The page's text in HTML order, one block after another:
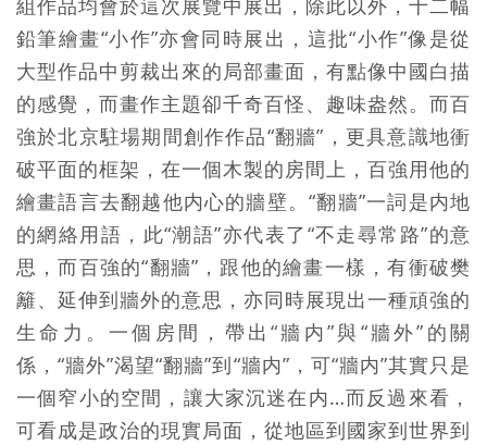
組作品均會於這次展覽中展出，除此以外，十二幅
鉛筆繪畫“小作”亦會同時展出，這批“小作”像是從
大型作品中剪裁出來的局部畫面，有點像中國白描
的感覺，而畫作主題卻千奇百怪、趣味盎然。而百
強於北京駐場期間創作作品“翻牆”，更具意識地衝
破平面的框架，在一個木製的房間上，百強用他的
繪畫語言去翻越他内心的牆壁。“翻牆”一詞是内地
的網絡用語，此“潮語”亦代表了“不走尋常路”的意
思，而百強的“翻牆”，跟他的繪畫一樣，有衝破樊
籬、延伸到牆外的意思，亦同時展現出一種頑強的
生命力。一個房間，帶出“牆内”與“牆外”的關
係，“牆外”渴望“翻牆”到“牆内”，可“牆内”其實只是
一個窄小的空間，讓大家沉迷在内…而反過來看，
可看成是政治的現實局面，從地區到國家到世界到